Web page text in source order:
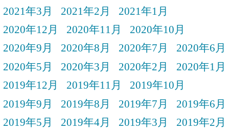
2021年3月
2021年2月
2021年1月
2020年12月
2020年11月
2020年10月
2020年9月
2020年8月 2020年7月
2020年6月
2020年5月
2020年3月 2020年2月
2020年1月
2019年12月
2019年11月
2019年10月
2019年9月
2019年8月 2019年7月
2019年6月
2019年5月
2019年4月 2019年3月
2019年2月